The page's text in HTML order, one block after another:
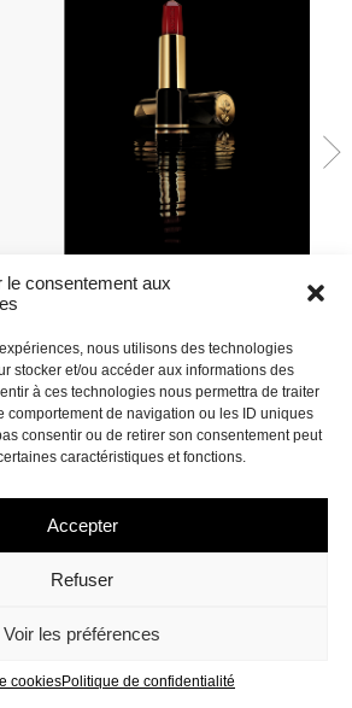
le consentement aux
nous utilisons des technologies
stocker et/ou accéder aux informations des
à ces technologies nous permettra de traiter
comportement de navigation ou les ID uniques
consentir ou de retirer son consentement peut
caractéristiques et fonctions.
Accepter
Refuser
Voir les préférences
cookiesPolitique de confidentialité